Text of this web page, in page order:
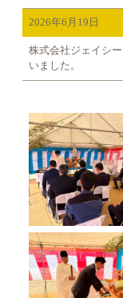
2026年6月19日
株式会社ジェイシ
いました。